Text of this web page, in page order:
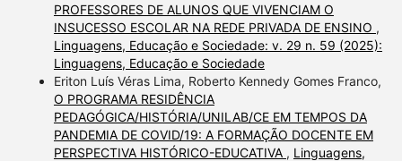
PROFESSORES DE ALUNOS QUE VIVENCIAM O
INSUCESSO ESCOLAR NA REDE PRIVADA DE ENSINO ,
Linguagens, Educação e Sociedade: v. 29 n. 59 (2025):
Linguagens, Educação e Sociedade
Eriton Luís Véras Lima, Roberto Kennedy Gomes Franco,
O PROGRAMA RESIDÊNCIA
PEDAGÓGICA/HISTÓRIA/UNILAB/CE EM TEMPOS DA
PANDEMIA DE COVID/19: A FORMAÇÃO DOCENTE EM
PERSPECTIVA HISTÓRICO-EDUCATIVA , Linguagens,